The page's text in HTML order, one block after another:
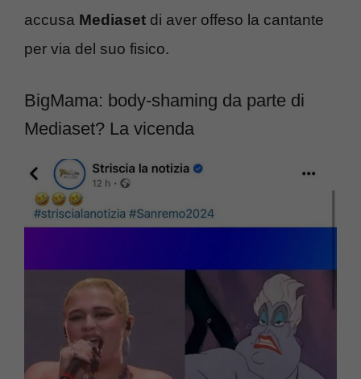
accusa Mediaset di aver offeso la cantante
per via del suo fisico.
BigMama: body-shaming da parte di
Mediaset? La vicenda